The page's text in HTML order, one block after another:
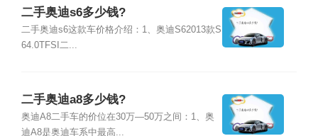
二手奥迪s6多少钱?
二手奥迪s6这款车价格介绍：1、奥迪S62013款S
64.0TFSI二...
二手奥迪a8多少钱?
奥迪A8二手车的价位在30万—50万之间：1、奥
迪A8是奥迪车系中最高...